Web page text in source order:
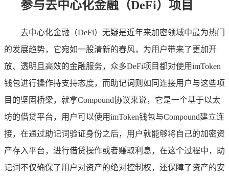
参与去中心化金融（DeFi）项目
去中心化金融（DeFi）无疑是近年来加密领域中最为热门
的发展趋势，它宛如一股清新的春风，为用户带来了更加开
放、透明且高效的金融服务，众多DeFi项目都对使用imToken
钱包进行操作持支持态度，而助记词则如同连接用户与这些项
目的坚固桥梁，就拿Compound协议来说，它是一个基于以太
坊的借贷平台，用户可以使用imToken钱包与Compound建立连
接，在通过助记词验证身份之后，用户就能够将自己的加密资
产存入平台，进行借贷操作或者赚取利息，在这个过程中，助
记词不仅确保了用户对资产的绝对控制权，还保障了资产的安